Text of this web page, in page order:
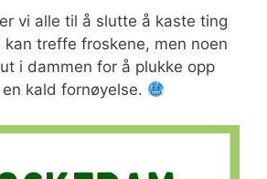
vi alle til å slutte å kaste ting
kan treffe froskene, men noen
i dammen for å plukke opp
kald fornøyelse.